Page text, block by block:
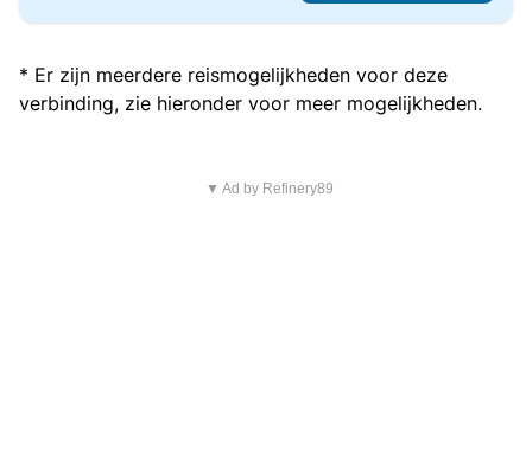
* Er zijn meerdere reismogelijkheden voor deze
verbinding, zie hieronder voor meer mogelijkheden.
▼ Ad by Refinery89